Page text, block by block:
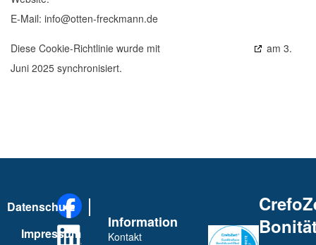
E-Mail: info@otten-freckmann.de
Diese Cookie-Richtlinie wurde mit
am 3.
Juni 2025 synchronisiert.
Information
Kontakt
Datenschutz
Impressum